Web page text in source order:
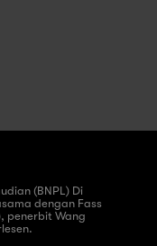
(BNPL) Di
dengan Fass
penerbit Wang